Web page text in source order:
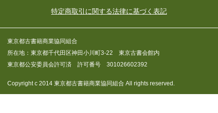
特定商取引に関する法律に基づく表記
東京都古書籍商業協同組合
所在地：東京都千代田区神田小川町3-22 東京古書会館内
東京都公安委員会許可済 許可番号 301026602392
Copyright c 2014 東京都古書籍商業協同組合 All rights reserved.